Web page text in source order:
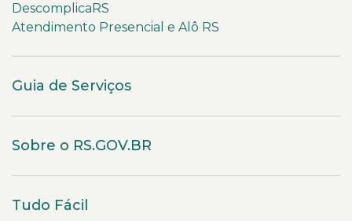
DescomplicaRS
Atendimento Presencial e Alô RS
Guia de Serviços
Sobre o RS.GOV.BR
Tudo Fácil